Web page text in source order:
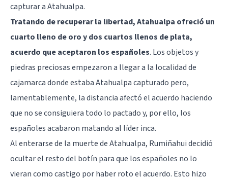
capturar a Atahualpa.
Tratando de recuperar la libertad, Atahualpa ofreció un
cuarto lleno de oro y dos cuartos llenos de plata,
acuerdo que aceptaron los españoles. Los objetos y
piedras preciosas empezaron a llegar a la localidad de
cajamarca donde estaba Atahualpa capturado pero,
lamentablemente, la distancia afectó el acuerdo haciendo
que no se consiguiera todo lo pactado y, por ello, los
españoles acabaron matando al líder inca.
Al enterarse de la muerte de Atahualpa, Rumiñahui decidió
ocultar el resto del botín para que los españoles no lo
vieran como castigo por haber roto el acuerdo. Esto hizo